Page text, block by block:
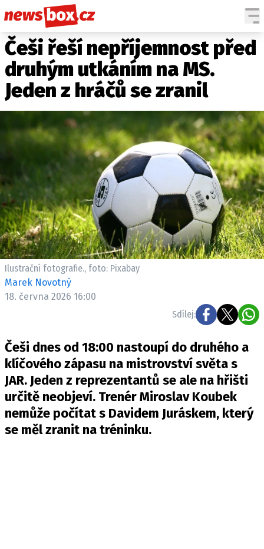
DOMÁCÍ
ZAHRANIČÍ
POČASÍ
KRIMI
EKONOMIKA
KULTURA
SPOLEČNOST
SPORT
ČESKÉ CELEBRITY
SVĚTOVÉ CELEBRITY
SLEDUJTE NÁS NA |
Máte příběh, fotku nebo video?
Pošlete e-mail na newsbox.cz
KONTAKT
VYDAVATEL
INZERCE
OSOBNÍ ÚDAJE / COOKIES
VOLNÁ MÍSTA
Češi řeší nepříjemnost před
druhým utkáním na MS.
Jeden z hráčů se zranil
Ilustrační fotografie., foto: Pixabay
Marek Novotný
18. června 2026 16:00
Sdílej:
Češi dnes od 18:00 nastoupí do druhého a
klíčového zápasu na mistrovství světa s
JAR. Jeden z reprezentantů se ale na hřišti
určitě neobjeví. Trenér Miroslav Koubek
nemůže počítat s Davidem Juráskem, který
se měl zranit na tréninku.